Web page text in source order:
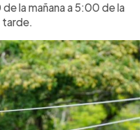
la mañana a 5:00 de la
tarde.